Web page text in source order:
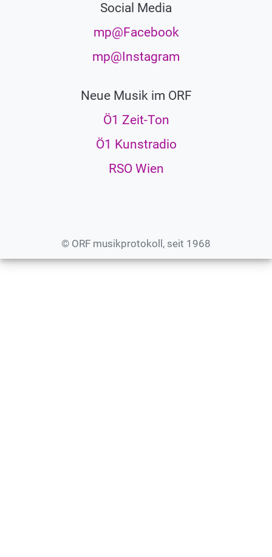
Social Media
mp@Facebook
mp@Instagram
Neue Musik im ORF
Ö1 Zeit-Ton
Ö1 Kunstradio
RSO Wien
© ORF musikprotokoll, seit 1968